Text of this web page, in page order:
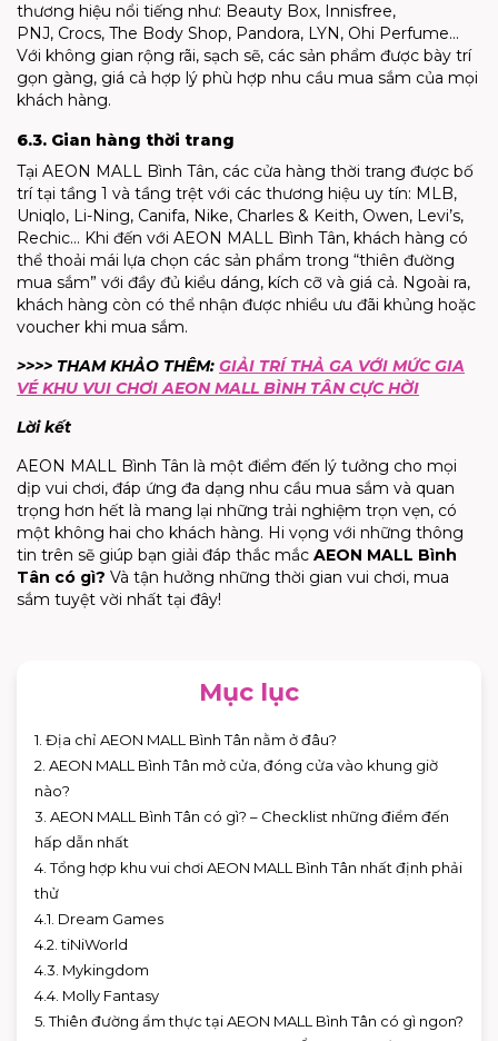
thương hiệu nổi tiếng như: Beauty Box, Innisfree,
PNJ, Crocs, The Body Shop, Pandora, LYN, Ohi Perfume…
Với không gian rộng rãi, sạch sẽ, các sản phẩm được bày trí
gọn gàng, giá cả hợp lý phù hợp nhu cầu mua sắm của mọi
khách hàng.
6.3. Gian hàng thời trang
Tại AEON MALL Bình Tân, các cửa hàng thời trang được bố
trí tại tầng 1 và tầng trệt với các thương hiệu uy tín: MLB,
Uniqlo, Li-Ning, Canifa, Nike, Charles & Keith, Owen, Levi’s,
Rechic… Khi đến với AEON MALL Bình Tân, khách hàng có
thể thoải mái lựa chọn các sản phẩm trong “thiên đường
mua sắm” với đầy đủ kiểu dáng, kích cỡ và giá cả. Ngoài ra,
khách hàng còn có thể nhận được nhiều ưu đãi khủng hoặc
voucher khi mua sắm.
>>>> THAM KHẢO THÊM: GIẢI TRÍ THẢ GA VỚI MỨC GIA
VÉ KHU VUI CHƠI AEON MALL BÌNH TÂN CỰC HỜI
Lời kết
AEON MALL Bình Tân là một điểm đến lý tưởng cho mọi
dịp vui chơi, đáp ứng đa dạng nhu cầu mua sắm và quan
trọng hơn hết là mang lại những trải nghiệm trọn vẹn, có
một không hai cho khách hàng. Hi vọng với những thông
tin trên sẽ giúp bạn giải đáp thắc mắc AEON MALL Bình
Tân có gì? Và tận hưởng những thời gian vui chơi, mua
sắm tuyệt vời nhất tại đây!
Mục lục
1. Địa chỉ AEON MALL Bình Tân nằm ở đâu?
2. AEON MALL Bình Tân mở cửa, đóng cửa vào khung giờ
nào?
3. AEON MALL Bình Tân có gì? – Checklist những điểm đến
hấp dẫn nhất
4. Tổng hợp khu vui chơi AEON MALL Bình Tân nhất định phải
thử
4.1. Dream Games
4.2. tiNiWorld
4.3. Mykingdom
4.4. Molly Fantasy
5. Thiên đường ẩm thực tại AEON MALL Bình Tân có gì ngon?